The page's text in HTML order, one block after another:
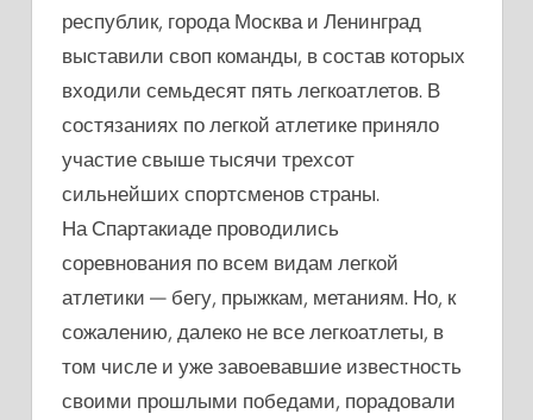
республик, города Москва и Ленинград
выставили своп команды, в состав которых
входили семьдесят пять легкоатлетов. В
состязаниях по легкой атлетике приняло
участие свыше тысячи трехсот
сильнейших спортсменов страны.
На Спартакиаде проводились
соревнования по всем видам легкой
атлетики — бегу, прыжкам, метаниям. Но, к
сожалению, далеко не все легкоатлеты, в
том числе и уже завоевавшие известность
своими прошлыми победами, порадовали